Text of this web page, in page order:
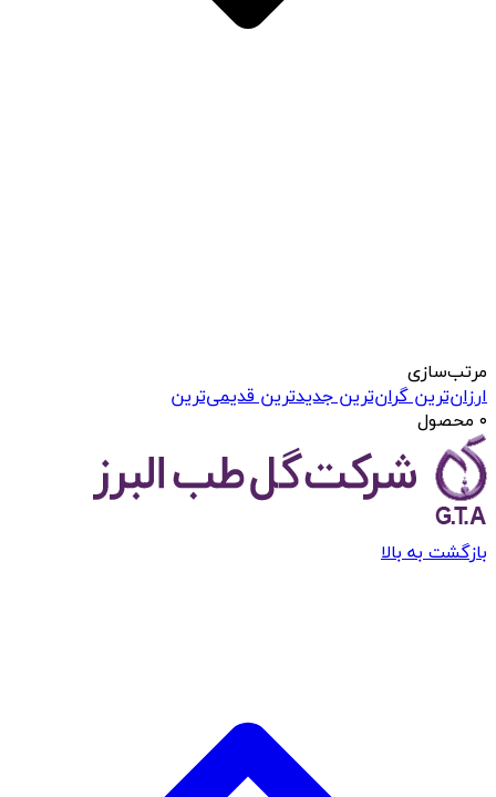
مرتب‌سازی
ارزان‌ترینگران‌ترینجدید‌ترینقدیمی‌ترین
۰ محصول
بازگشت به بالا